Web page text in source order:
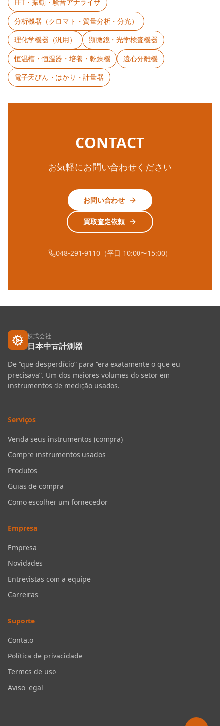
FFT・振動・騒音アナライザ
分析機器（クロマト・質量分析・分光）
理化学機器（汎用）
顕微鏡・光学検査機器
恒温槽・恒温器・培養・乾燥機
遠心分離機
電子天びん・はかり・計量器
CONTACT
お気軽にお問い合わせください
お問い合わせ
買取査定依頼
048-291-9110（平日 10:00〜15:00）
株式会社
日本中古計測器
De “que desperdício” para “era exatamente o que eu
precisava”. Um dos maiores volumes do setor em
instrumentos de medição usados.
Serviços
Venda seus instrumentos (compra)
Compre instrumentos usados
Produtos
Guias de compra
Como escolher um fornecedor
Empresa
Empresa
Novidades
Entrevistas com a equipe
Carreiras
Suporte
Contato
Política de privacidade
Termos de uso
Aviso legal